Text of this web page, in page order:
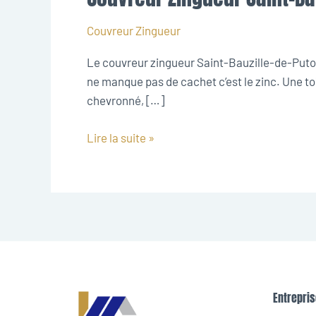
Couvreur Zingueur
Le couvreur zingueur Saint-Bauzille-de-
ne manque pas de cachet c’est le zinc. Une
chevronné, […]
Zingueur
Saint-
de-
Putois
Lire la suite »